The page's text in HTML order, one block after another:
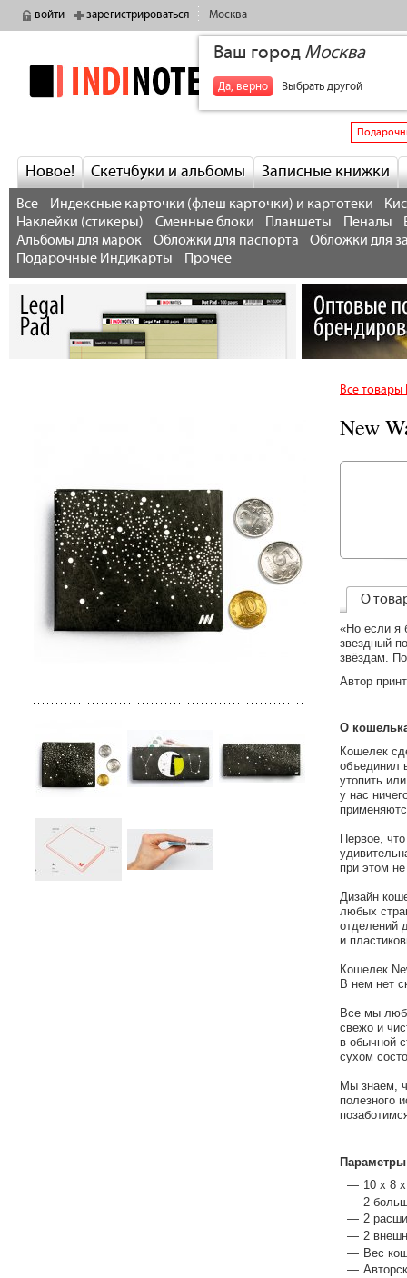
войти зарегистрироваться Москва
Ваш город Москва
Да, верно Выбрать другой
indinotes
Новое! Скетчбуки и альбомы Записные книжки
Все Индексные карточки (флеш карточки) и картотеки
Наклейки (стикеры)
Сменные блоки Планшеты Пеналы
Альбомы для марок
Обложки для паспорта
Обложки для
Подарочные Индикарты
Прочее
Все товары
New
О
«Но если я
звездный
звёздам.
Автор
О
Кошелек
объединил
утопить
у нас
Первое,
при этом
Дизайн
любых
отделений
и
Кошелек
В нем нет
Все мы
свежо и
в обычной
сухом
Мы знаем,
полезного
Параметры
10 х 8
2
2
2
Вес